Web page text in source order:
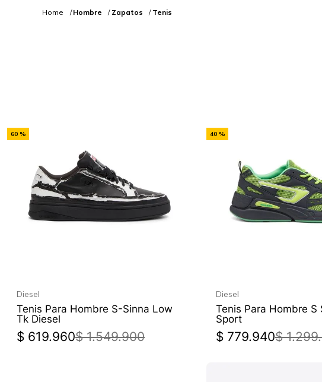
Hombre Zapatos Tenis
60 %
Diesel
Tenis Para Hombre S-Sinna Low
Tk Diesel
$ 619.960$ 1.549.900
40 %
Diesel
Tenis Para Hombre S
Sport
$ 779.940$ 1.299.